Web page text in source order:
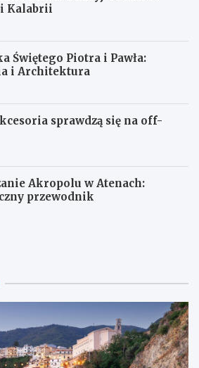
Kalabrii
Świętego Piotra i Pawła:
i Architektura
sprawdzą się na off-
Akropolu w Atenach:
przewodnik